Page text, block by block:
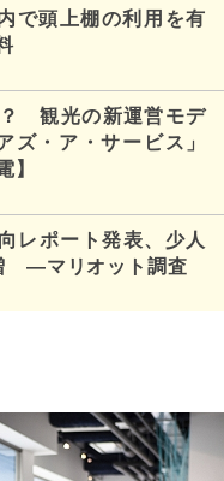
で頭上棚の利用を有
観光の新運営モデ
ズ・ア・サービス」
】
レポート発表、少人
―マリオット調査